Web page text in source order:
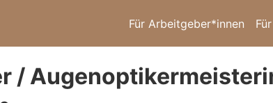
Für Arbeitgeber*innen
/